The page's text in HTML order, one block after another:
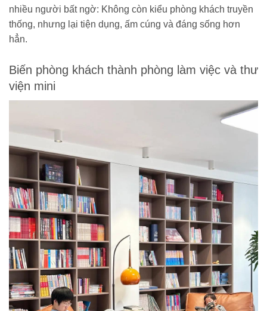
nhiều người bất ngờ: Không còn kiểu phòng khách truyền
thống, nhưng lại tiện dụng, ấm cúng và đáng sống hơn
hẳn.
Biến phòng khách thành phòng làm việc và thư
viện mini